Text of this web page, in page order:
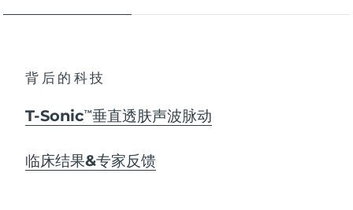
背后的科技
T-SonicTM 垂直透肤声波脉动
临床结果&专家反馈